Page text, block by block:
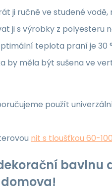
ji ručně ve studené
ji s výrobky z polyesteru
teplota praní je 30
by měla být sušena ve
použít
nit s tloušťkou 60-
bavlnu